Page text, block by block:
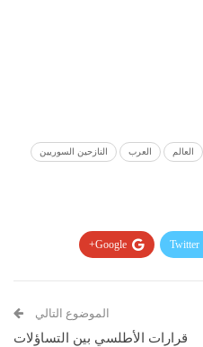
العالم العرب النازحين السوريين
Twitter
Google+
الموضوع التالي
قرارات الأطلسي بين التساؤلات